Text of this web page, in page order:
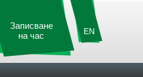
EN
Записване
на час